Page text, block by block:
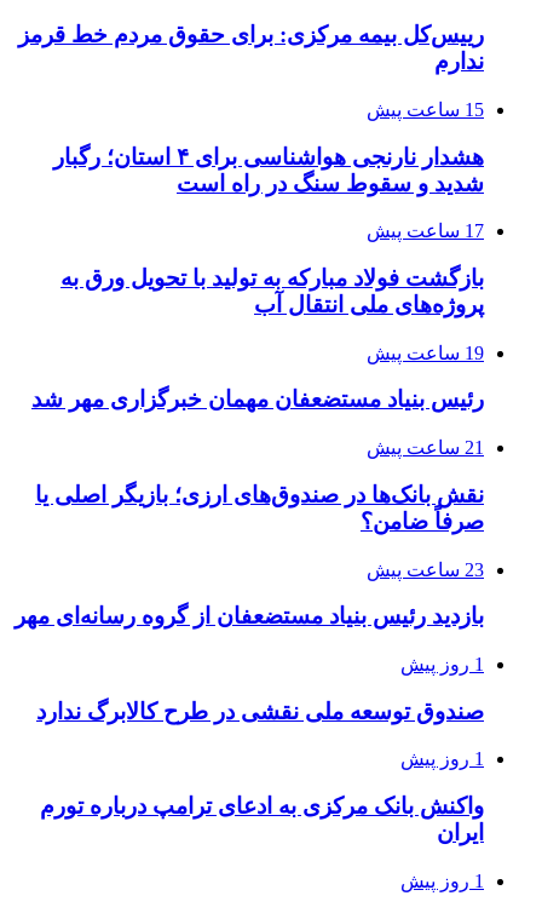
رییس‌کل بیمه مرکزی: برای حقوق مردم خط قرمز
ندارم
15 ساعت پیش
هشدار نارنجی هواشناسی برای ۴ استان؛ رگبار
شدید و سقوط سنگ در راه است
17 ساعت پیش
بازگشت فولاد مبارکه به تولید با تحویل ورق به
پروژه‌های ملی انتقال آب
19 ساعت پیش
رئیس بنیاد مستضعفان مهمان خبرگزاری مهر شد
21 ساعت پیش
نقش بانک‌ها در صندوق‌های ارزی؛ بازیگر اصلی یا
صرفاً ضامن؟
23 ساعت پیش
بازدید رئیس بنیاد مستضعفان از گروه رسانه‌ای مهر
1 روز پیش
صندوق توسعه ملی نقشی در طرح کالابرگ ندارد
1 روز پیش
واکنش بانک مرکزی به ادعای ترامپ درباره تورم
ایران
1 روز پیش